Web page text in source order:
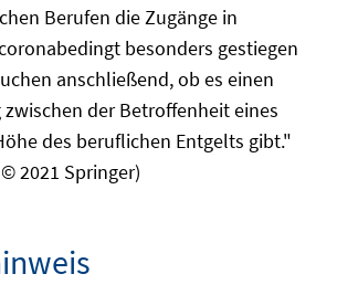
Berufen die Zugänge in
besonders gestiegen
anschließend, ob es einen
der Betroffenheit eines
des beruflichen Entgelts gibt."
2021 Springer)